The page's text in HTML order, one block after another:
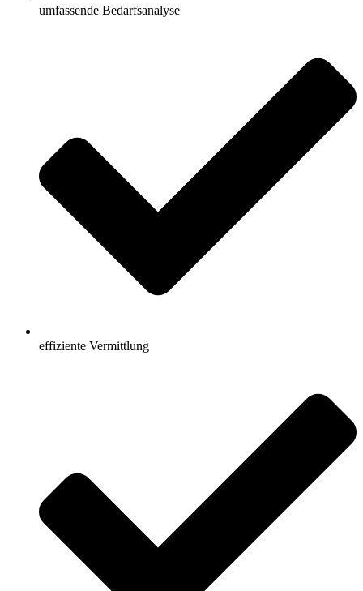
umfassende Bedarfsanalyse
effiziente Vermittlung